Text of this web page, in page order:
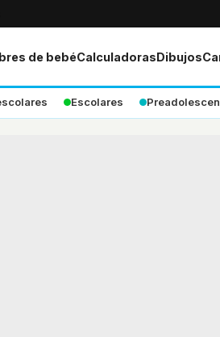
de bebéCalculadorasDibujos
Escolares